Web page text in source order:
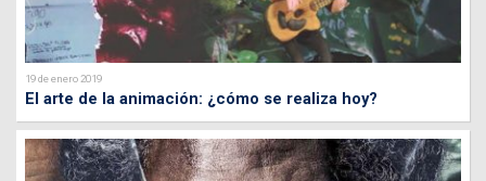
19 de enero 2019
El arte de la animación: ¿cómo se realiza hoy?